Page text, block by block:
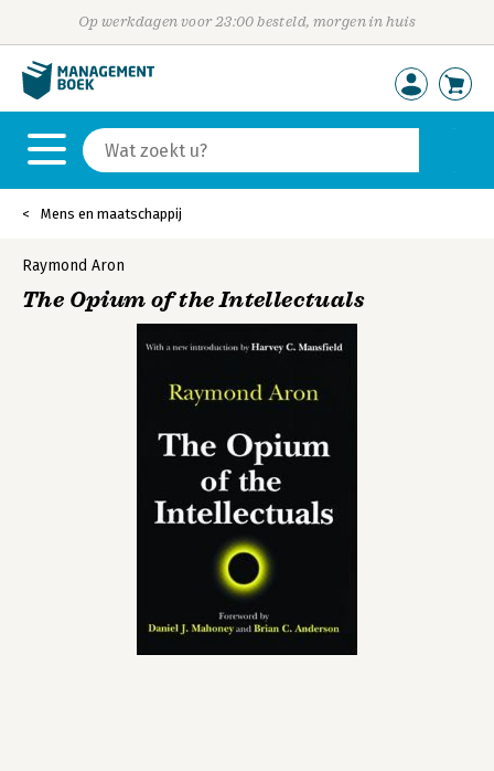
Op werkdagen voor 23:00 besteld, morgen in huis
Mens en maatschappij
Raymond Aron
The Opium of the Intellectuals